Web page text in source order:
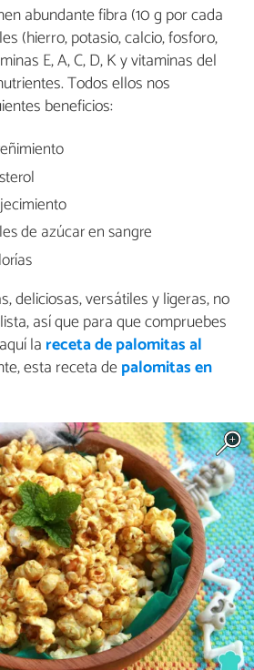
abundante fibra (10 g por cada
(hierro, potasio, calcio, fosforo,
E, A, C, D, K y vitaminas del
Todos ellos nos
beneficios:
de azúcar en sangre
deliciosas, versátiles y ligeras, no
así que para que compruebes
la receta de palomitas al
esta receta depalomitas en